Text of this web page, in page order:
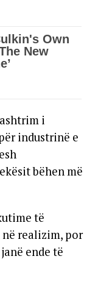
i
industrinë e
bëhen më
të
në realizim, por
ende të